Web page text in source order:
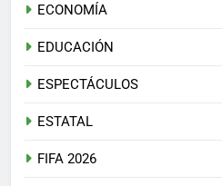
ECONOMÍA
EDUCACIÓN
ESPECTÁCULOS
ESTATAL
FIFA 2026